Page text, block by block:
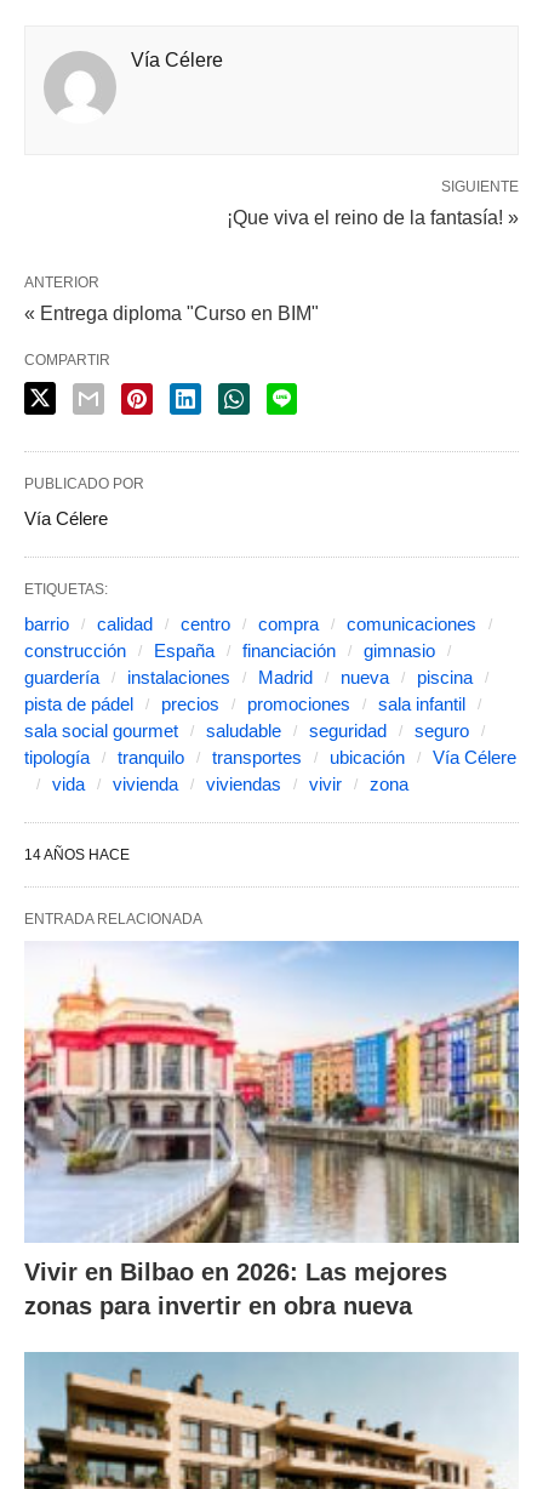
Vía Célere
SIGUIENTE
¡Que viva el reino de la fantasía! »
ANTERIOR
« Entrega diploma "Curso en BIM"
COMPARTIR
PUBLICADO POR
Vía Célere
ETIQUETAS:
barrio calidad centro compra
comunicaciones
construcción
España financiación
gimnasio
guardería
instalaciones Madrid nueva
piscina
pista de pádel
precios promociones
sala infantil
sala social gourmet
saludable seguridad
seguro
tipología
tranquilo transportes ubicación
Vía Célere
vida
vivienda viviendas vivir zona
14 AÑOS HACE
ENTRADA RELACIONADA
Vivir en Bilbao en 2026: Las mejores
zonas para invertir en obra nueva